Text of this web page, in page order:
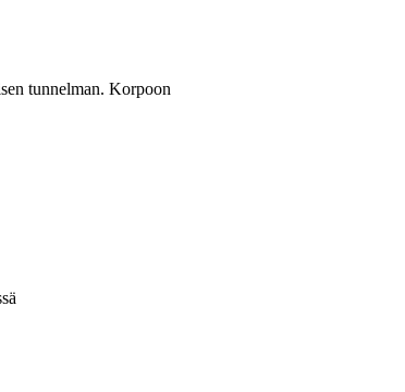
tunnelman. Korpoon